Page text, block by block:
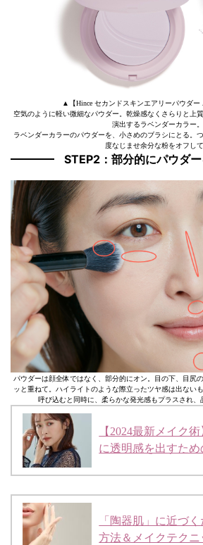
▲【Hince セカンドスキンエアリーパウダー
空気のように軽い微細なパウダー。乾燥感なくさらりと上
演出するラベンダーカラー。
ラベンダーカラーのパウダーを、小さめのブラシにとる。
度なじませ余分な粉をオフして
STEP2：部分的にパウダ
パウダーは顔全体ではなく、部分的にオン。目の下、目尻
ッと重ねて。ハイライトのような際立ったツヤ感は出ない
呼び込むと同時に、柔らかな発光感もプラスされ、
【2024最新メイク
に透明感を出すた
「陶器肌」に近づ
方法＆メイクテクニ